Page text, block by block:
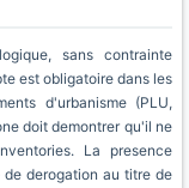
sans contrainte
est obligatoire dans les
d'urbanisme (PLU,
doit demontrer qu'il ne
La presence
derogation au titre de